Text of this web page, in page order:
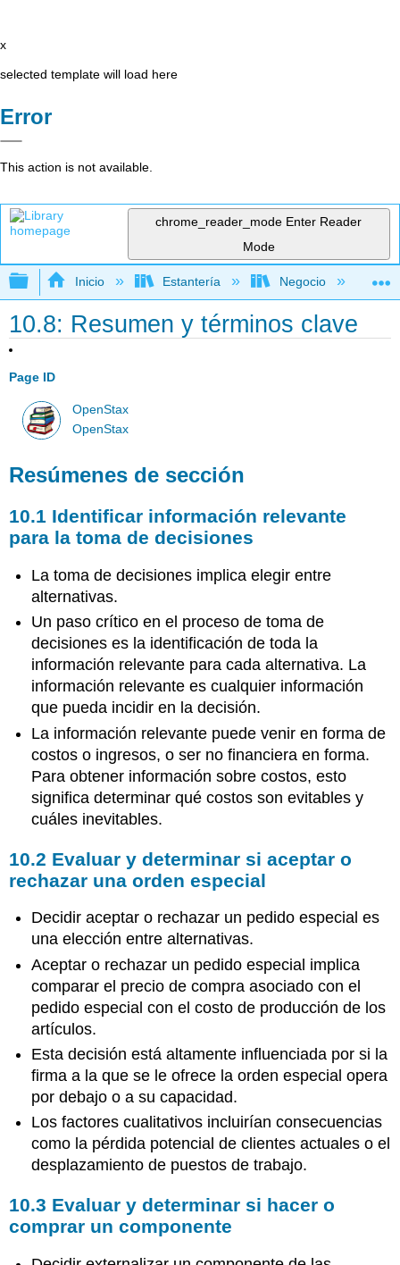
x
selected template will load here
Error
This action is not available.
chrome_reader_mode Enter Reader
Mode
Expandir/contraer jerarquía global
Inicio Estantería Negocio
10.8: Resumen y términos clave
Page ID
OpenStax
OpenStax
Resúmenes de sección
10.1 Identificar información relevante
para la toma de decisiones
La toma de decisiones implica elegir entre
alternativas.
Un paso crítico en el proceso de toma de
decisiones es la identificación de toda la
información relevante para cada alternativa. La
información relevante es cualquier información
que pueda incidir en la decisión.
La información relevante puede venir en forma de
costos o ingresos, o ser no financiera en forma.
Para obtener información sobre costos, esto
significa determinar qué costos son evitables y
cuáles inevitables.
10.2 Evaluar y determinar si aceptar o
rechazar una orden especial
Decidir aceptar o rechazar un pedido especial es
una elección entre alternativas.
Aceptar o rechazar un pedido especial implica
comparar el precio de compra asociado con el
pedido especial con el costo de producción de los
artículos.
Esta decisión está altamente influenciada por si la
firma a la que se le ofrece la orden especial opera
por debajo o a su capacidad.
Los factores cualitativos incluirían consecuencias
como la pérdida potencial de clientes actuales o el
desplazamiento de puestos de trabajo.
10.3 Evaluar y determinar si hacer o
comprar un componente